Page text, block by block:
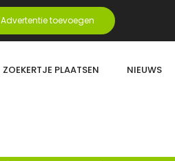
Advertentie toevoegen
ZOEKERTJE PLAATSEN NIEUWS